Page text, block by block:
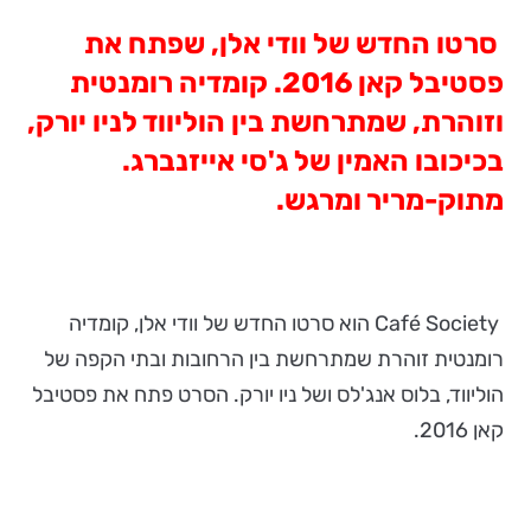
סרטו החדש של וודי אלן, שפתח את
פסטיבל קאן 2016. קומדיה רומנטית
וזוהרת, שמתרחשת בין הוליווד לניו יורק,
בכיכובו האמין של ג'סי אייזנברג.
מתוק-מריר ומרגש.
Café Society הוא סרטו החדש של וודי אלן, קומדיה
רומנטית זוהרת שמתרחשת בין הרחובות ובתי הקפה של
הוליווד, בלוס אנג'לס ושל ניו יורק. הסרט פתח את פסטיבל
קאן 2016.